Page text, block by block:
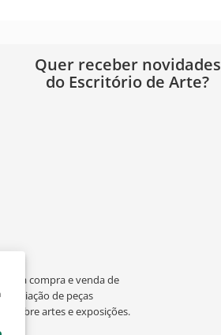
Quer receber novidades
do Escritório de Arte?
à compra e venda de
avaliação de peças
sobre artes e exposições.